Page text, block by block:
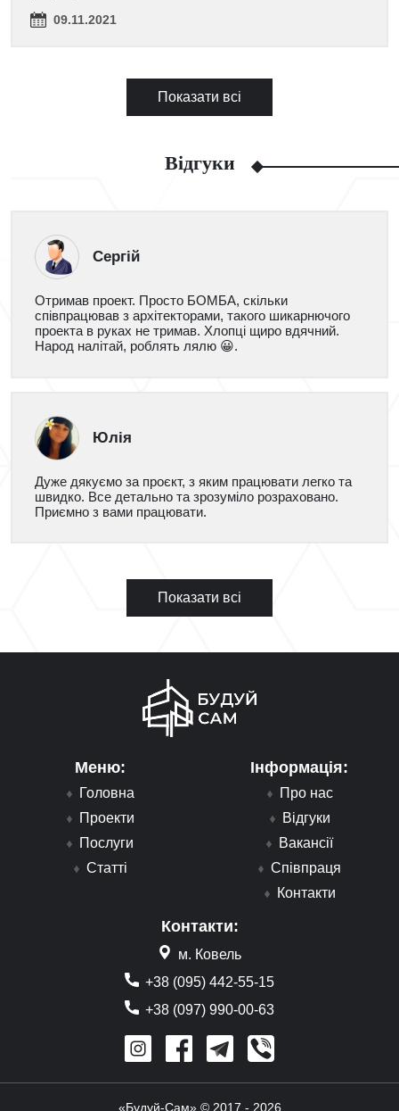
09.11.2021
Показати всі
Відгуки
Сергій
Отримав проект. Просто БОМБА, скільки
співпрацював з архітекторами, такого шикарнючого
проекта в руках не тримав. Хлопці щиро вдячний.
Народ налітай, роблять лялю 😀.
Юлія
Дуже дякуємо за проєкт, з яким працювати легко та
швидко. Все детально та зрозуміло розраховано.
Приємно з вами працювати.
Показати всі
Меню:
Головна
Проекти
Послуги
Статті
Інформація:
Про нас
Відгуки
Вакансії
Співпраця
Контакти
Контакти:
м. Ковель
+38 (095) 442-55-15
+38 (097) 990-00-63
«Будуй-Сам» © 2017 - 2026